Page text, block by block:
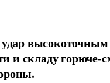
складу горюче-